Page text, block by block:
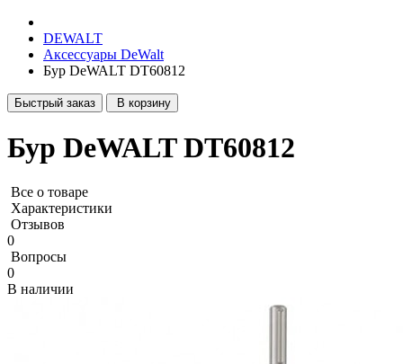
DEWALT
Аксессуары DeWalt
Бур DeWALT DT60812
Быстрый заказ В корзину
Бур DeWALT DT60812
Все о товаре
Характеристики
Отзывов
0
Вопросы
0
В наличии